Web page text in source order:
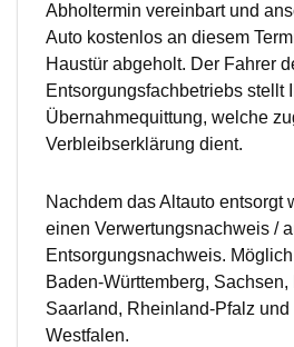
Abholtermin vereinbart und
Auto kostenlos an diesem
Haustür abgeholt. Der Fahrer
Entsorgungsfachbetriebs stellt
Übernahmequittung, welche
Verbleibserklärung dient.
Nachdem das Altauto entsorgt
einen Verwertungsnachweis /
Entsorgungsnachweis.
Baden-Württemberg,
Saarland, Rheinland-Pfalz
Westfalen.